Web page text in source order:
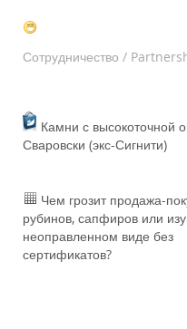
Сотрудничество /
Камни с высокоточной
Сваровски (экс-Сигнити)
Чем грозит продажа-
рубинов, сапфиров или
неоправленном виде без
сертификатов?